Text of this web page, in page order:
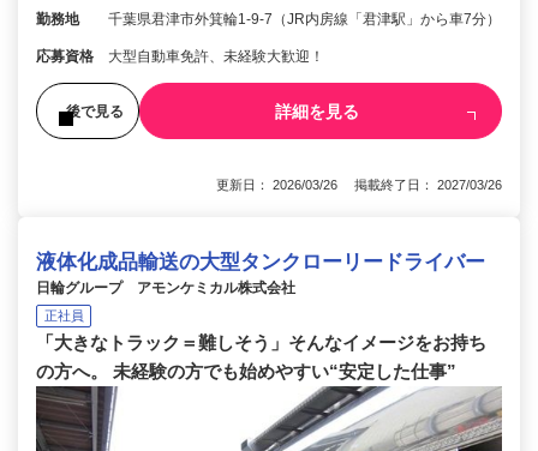
勤務地 千葉県君津市外箕輪1-9-7（JR内房線「君津駅」から車7分）
応募資格 大型自動車免許、未経験大歓迎！
後で見る 詳細を見る
更新日： 2026/03/26 掲載終了日： 2027/03/26
液体化成品輸送の大型タンクローリードライバー
日輪グループ アモンケミカル株式会社
正社員
「大きなトラック＝難しそう」そんなイメージをお持ち
の方へ。 未経験の方でも始めやすい“安定した仕事”